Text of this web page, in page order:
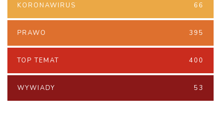
KORONAWIRUS 66
PRAWO 395
TOP TEMAT 400
WYWIADY 53